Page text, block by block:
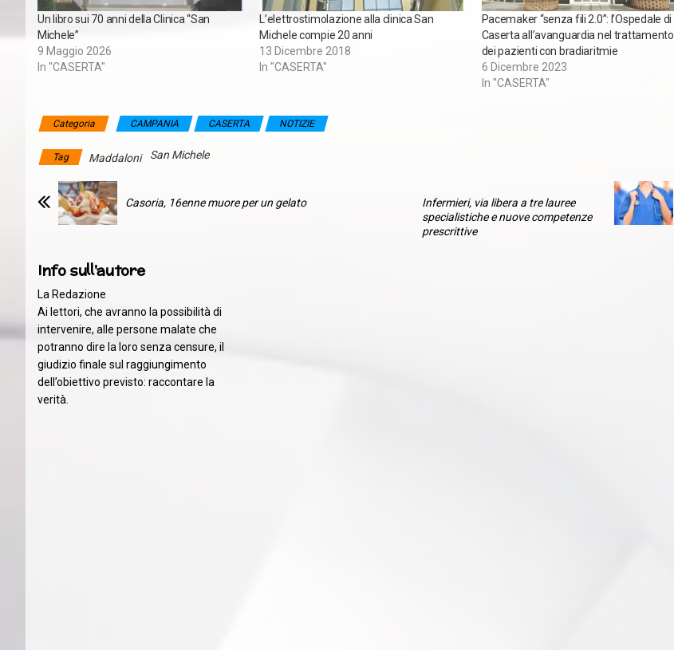
Un libro sui 70 anni della Clinica “San
Michele”
9 Maggio 2026
In "CASERTA"
L’elettrostimolazione alla clinica San
Michele compie 20 anni
13 Dicembre 2018
In "CASERTA"
Pacemaker “senza fili 2.0”: l’Ospedale di
Caserta all’avanguardia nel trattamento
dei pazienti con bradiaritmie
6 Dicembre 2023
In "CASERTA"
Categoria CAMPANIA CASERTA NOTIZIE
Tag Maddaloni San Michele
Casoria, 16enne muore per un gelato
Infermieri, via libera a tre lauree
specialistiche e nuove competenze
prescrittive
Info sull'autore
La Redazione
Ai lettori, che avranno la possibilità di
intervenire, alle persone malate che
potranno dire la loro senza censure, il
giudizio finale sul raggiungimento
dell’obiettivo previsto: raccontare la
verità.